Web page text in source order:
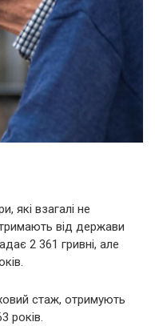
які взагалі не
від держави
2 361 гривні, але
стаж, отримують
років.